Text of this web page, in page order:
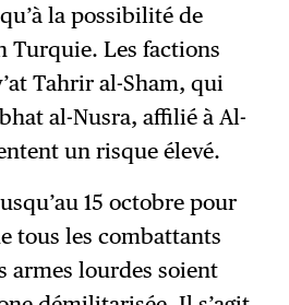
la possibilité de
Turquie. Les factions
Tahrir al-Sham, qui
al-Nusra, affilié à Al-
un risque élevé.
15 octobre pour
tous les combattants
armes lourdes soient